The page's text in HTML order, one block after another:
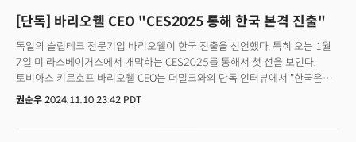
[단독] 바리오웰 CEO "CES2025 통해 한국 본격 진출"
독일의 슬립테크 전문기업 바리오웰이 한국 진출을 선언했다. 특히 오는 1월
7일 미 라스베이거스에서 개막하는 CES2025를 통해서 첫 선을 보인다.
토비아스 키르호프 바리오웰 CEO는 더밀크와의 단독 인터뷰에서 "한국은
웨어러블 기기와 스마트 홈 기술에 대한 소비자 관심이 높고, 새로운 기술을
권순우 2024.11.10 23:42 PDT